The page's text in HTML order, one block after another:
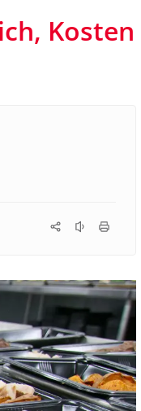
Kosten